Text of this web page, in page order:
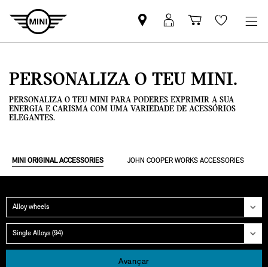
Pesquisar
parceiro
Iniciar
sessão
Carrinho
de
Wishlist
PERSONALIZA O TEU MINI.
PERSONALIZA O TEU MINI PARA PODERES EXPRIMIR A SUA
ENERGIA E CARISMA COM UMA VARIEDADE DE ACESSÓRIOS
ELEGANTES.
MINI ORIGINAL ACCESSORIES JOHN COOPER WORKS ACCESSORIES
Categoria
Grupo
Avançar